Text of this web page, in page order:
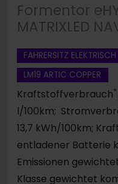
Formentor
MATRIXLED
FAHRERSITZ ELEKTRISCH
LM19 ARTIC COPPER
Kraftstoffverbrauch*
l/100km;
13,7 kWh/100km;
entladener Batterie
Emissionen
Klasse gewichtet